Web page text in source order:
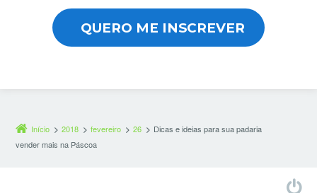
QUERO ME INSCREVER
Início 2018 fevereiro 26
Dicas e ideias para sua padaria
vender mais na Páscoa